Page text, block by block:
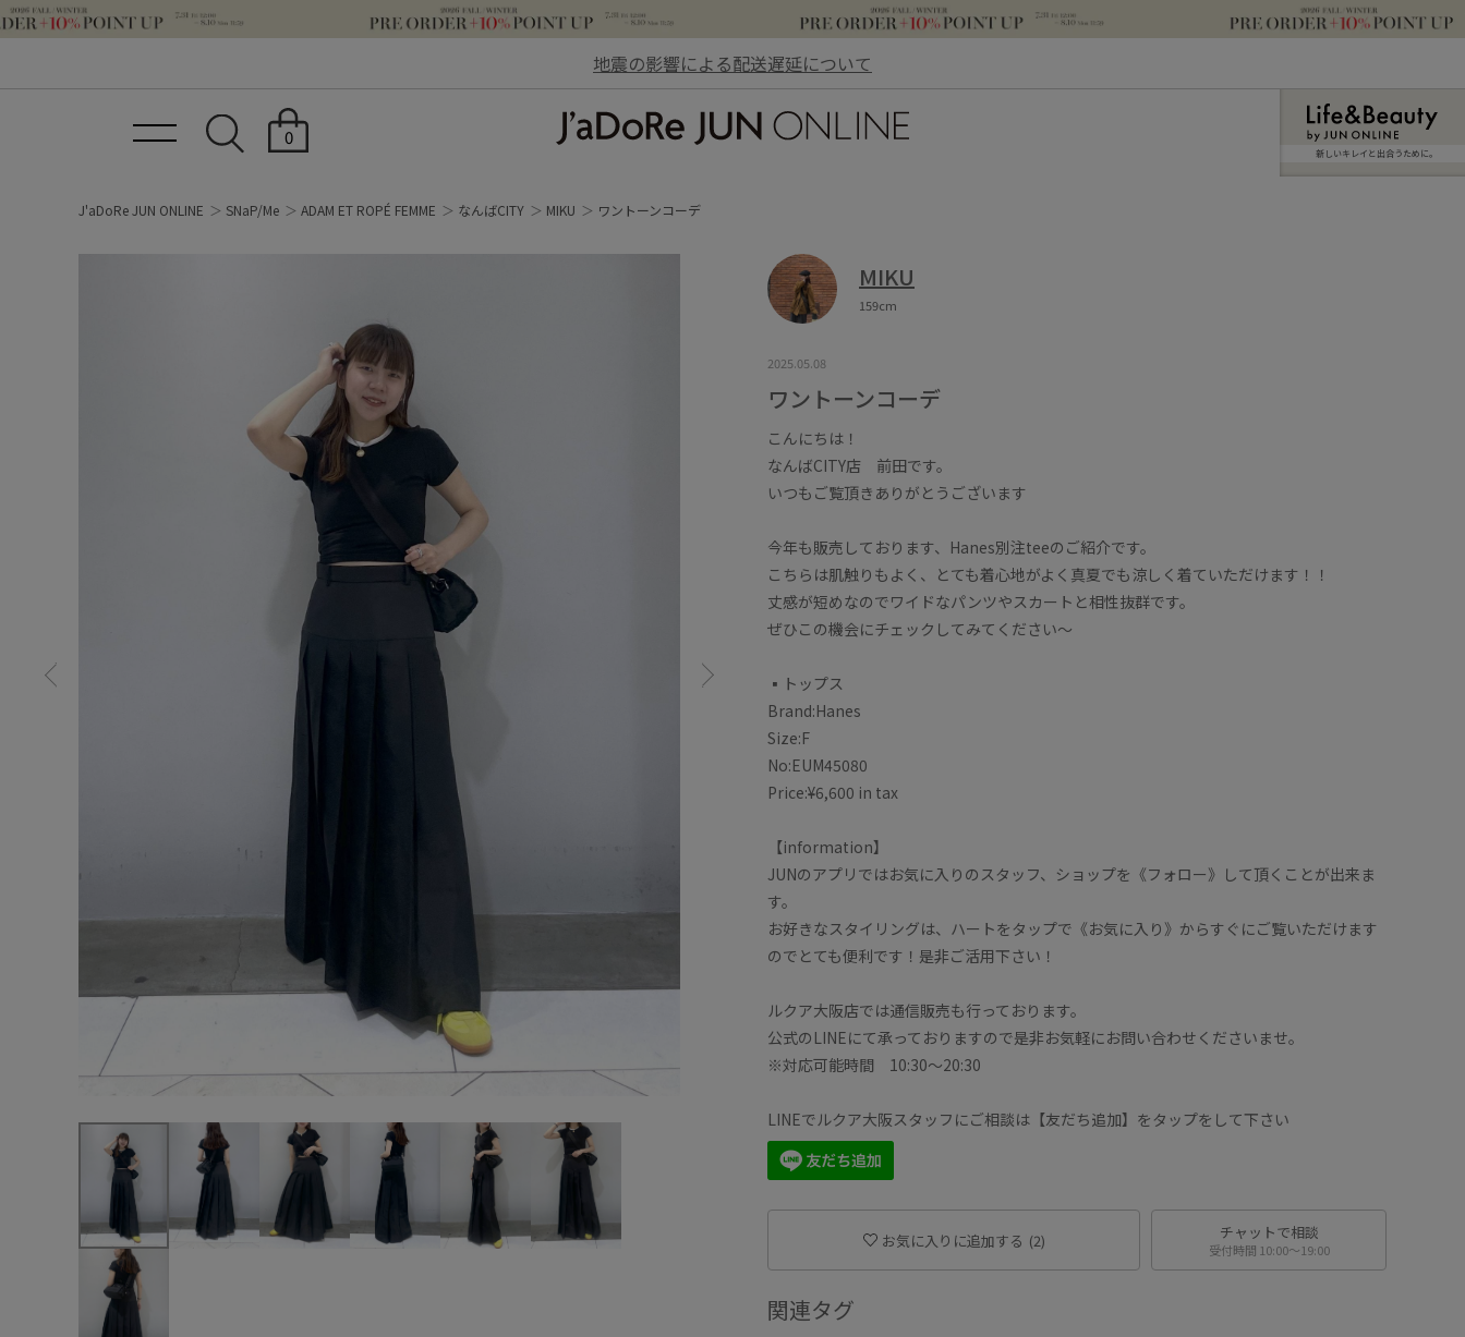
地震の影響による配送遅延について
0
新しいキレイと出合うために。
J'aDoRe JUN ONLINE SNaP/Me ADAM ET ROPÉ FEMME なんばCITY MIKU ワントーンコーデ
MIKU
159cm
2025.05.08
ワントーンコーデ
こんにちは！
なんばCITY店 前田です。
いつもご覧頂きありがとうございます
今年も販売しております、Hanes別注teeのご紹介です。
こちらは肌触りもよく、とても着心地がよく真夏でも涼しく着ていただけます！！
丈感が短めなのでワイドなパンツやスカートと相性抜群です。
ぜひこの機会にチェックしてみてください〜
▪️トップス
Brand:Hanes
Size:F
No:EUM45080
Price:¥6,600 in tax
【information】
JUNのアプリではお気に入りのスタッフ、ショップを《フォロー》して頂くことが出来ま
す。
お好きなスタイリングは、ハートをタップで《お気に入り》からすぐにご覧いただけます
のでとても便利です！是非ご活用下さい！
ルクア大阪店では通信販売も行っております。
公式のLINEにて承っておりますので是非お気軽にお問い合わせくださいませ。
※対応可能時間 10:30〜20:30
LINEでルクア大阪スタッフにご相談は【友だち追加】をタップをして下さい
お気に入りに追加する (2) チャットで相談
受付時間 10:00〜19:00
関連タグ